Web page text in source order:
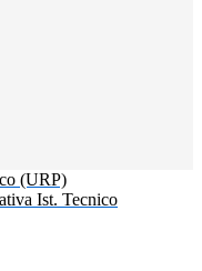
(URP)
Ist. Tecnico